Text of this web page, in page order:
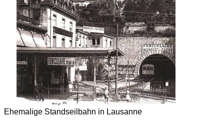
Ehemalige Standseilbahn in Lausanne